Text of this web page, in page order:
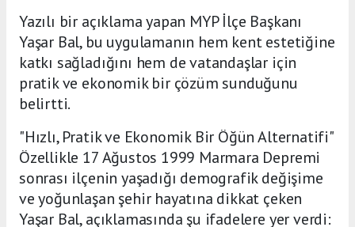
Yazılı bir açıklama yapan MYP İlçe Başkanı
Yaşar Bal, bu uygulamanın hem kent estetiğine
katkı sağladığını hem de vatandaşlar için
pratik ve ekonomik bir çözüm sunduğunu
belirtti.
"Hızlı, Pratik ve Ekonomik Bir Öğün Alternatifi"
Özellikle 17 Ağustos 1999 Marmara Depremi
sonrası ilçenin yaşadığı demografik değişime
ve yoğunlaşan şehir hayatına dikkat çeken
Yaşar Bal, açıklamasında şu ifadelere yer verdi: